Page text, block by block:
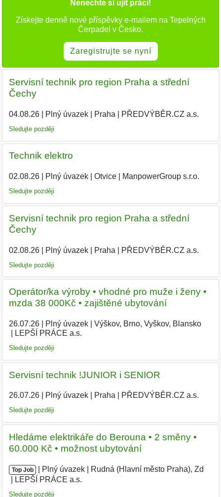
Nenechte si ujít práci!
Získejte denně nové příspěvky e-mailem na Tepelných
Čerpadel v Česko.
Zaregistrujte se nyní
Servisní technik pro region Praha a střední
Čechy
04.08.26| Plný úvazek| Praha PŘEDVÝBĚR.CZ a.s.
Sledujte později
Technik elektro
02.08.26| Plný úvazek| Otvice| ManpowerGroup s.r.o.
Sledujte později
Servisní technik pro region Praha a střední
Čechy
02.08.26| Plný úvazek| Praha PŘEDVÝBĚR.CZ a.s.
Sledujte později
Operátor/ka výroby • vhodné pro muže i ženy •
mzda 38 000Kč • zajištěné ubytování
26.07.26| Plný úvazek| Výškov, Brno, Vyškov, Blansko|
LEPŠÍ PRÁCE a.s.
Sledujte později
Servisní technik !JUNIOR i SENIOR
26.07.26| Plný úvazek| Praha PŘEDVÝBĚR.CZ a.s.
Sledujte později
Hledáme elektrikáře do Berouna • 2 směny •
60.000 Kč • možnost ubytování
Top Job Plný úvazek Rudná (Hlavní město Praha), Zd
LEPŠÍ PRÁCE a.s.
Sledujte později